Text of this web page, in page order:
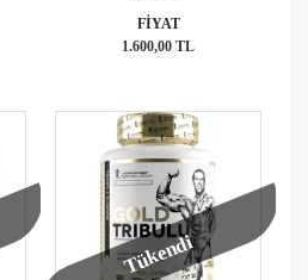
FİYAT
1.600,00 TL
Tükendi